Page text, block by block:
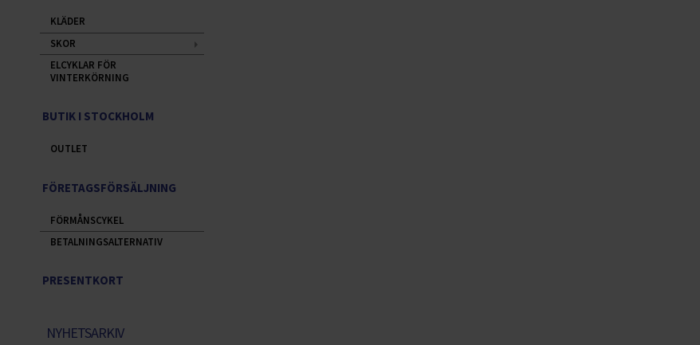
KLÄDER
SKOR
ELCYKLAR FÖR
VINTERKÖRNING
BUTIK I STOCKHOLM
OUTLET
FÖRETAGSFÖRSÄLJNING
FÖRMÅNSCYKEL
BETALNINGSALTERNATIV
PRESENTKORT
NYHETSARKIV